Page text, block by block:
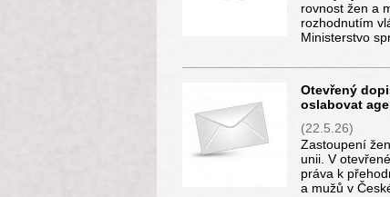
rovnost žen a
rozhodnutím
Ministerstvo
Otevřený
oslabovat
(22.5.26)
Zastoupení
unii. V
práva k
a mužů v